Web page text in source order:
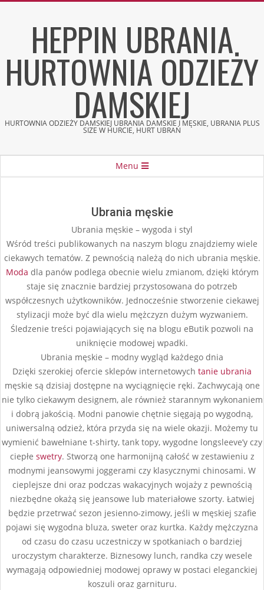
HEPPIN UBRANIA
HURTOWNIA ODZIEŻY
DAMSKIEJ
HURTOWNIA ODZIEŻY DAMSKIEJ UBRANIA DAMSKIE I MĘSKIE, UBRANIA PLUS
SIZE W HURCIE, HURT UBRAŃ
Menu
Ubrania męskie
Ubrania męskie – wygoda i styl
Wśród treści publikowanych na naszym blogu znajdziemy wiele
ciekawych tematów. Z pewnością należą do nich ubrania męskie.
Moda dla panów podlega obecnie wielu zmianom, dzięki którym
staje się znacznie bardziej przystosowana do potrzeb
współczesnych użytkowników. Jednocześnie stworzenie ciekawej
stylizacji może być dla wielu mężczyzn dużym wyzwaniem.
Śledzenie treści pojawiających się na blogu eButik pozwoli na
uniknięcie modowej wpadki.
Ubrania męskie – modny wygląd każdego dnia
Dzięki szerokiej ofercie sklepów internetowych tanie ubrania
męskie są dzisiaj dostępne na wyciągnięcie ręki. Zachwycają one
nie tylko ciekawym designem, ale również starannym wykonaniem
i dobrą jakością. Modni panowie chętnie sięgają po wygodną,
uniwersalną odzież, która przyda się na wiele okazji. Możemy tu
wymienić bawełniane t-shirty, tank topy, wygodne longsleeve’y czy
ciepłe swetry. Stworzą one harmonijną całość w zestawieniu z
modnymi jeansowymi joggerami czy klasycznymi chinosami. W
cieplejsze dni oraz podczas wakacyjnych wojaży z pewnością
niezbędne okażą się jeansowe lub materiałowe szorty. Łatwiej
będzie przetrwać sezon jesienno-zimowy, jeśli w męskiej szafie
pojawi się wygodna bluza, sweter oraz kurtka. Każdy mężczyzna
od czasu do czasu uczestniczy w spotkaniach o bardziej
uroczystym charakterze. Biznesowy lunch, randka czy wesele
wymagają odpowiedniej modowej oprawy w postaci eleganckiej
koszuli oraz garnituru.